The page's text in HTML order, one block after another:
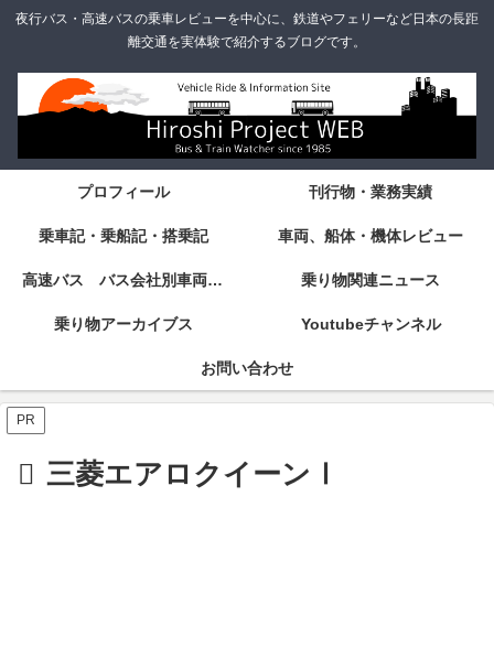
夜行バス・高速バスの乗車レビューを中心に、鉄道やフェリーなど日本の長距
離交通を実体験で紹介するブログです。
プロフィール 刊行物・業務実績
乗車記・乗船記・搭乗記 車両、船体・機体レビュー
高速バス バス会社別車両・設備・シート紹介 乗り物関連ニュース
乗り物アーカイブス Youtubeチャンネル
お問い合わせ
PR
三菱エアロクイーンⅠ